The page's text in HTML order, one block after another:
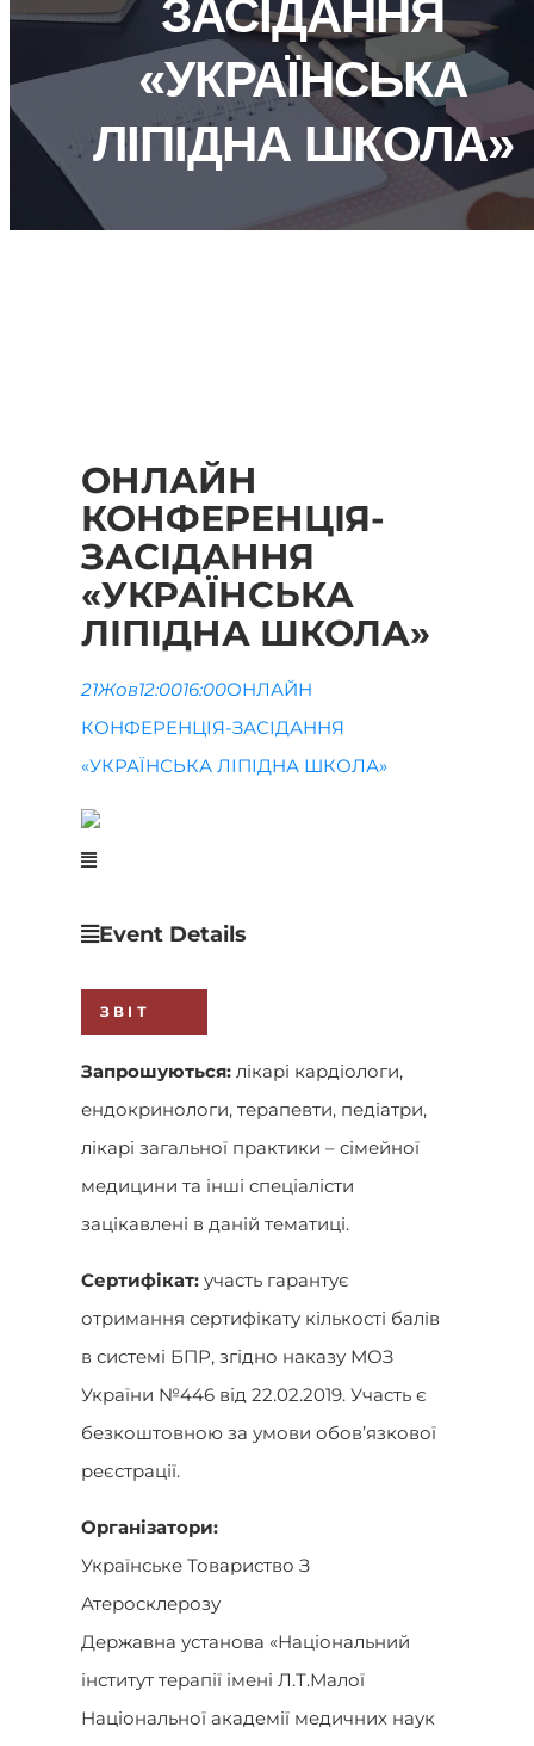
ЗАСІДАННЯ
«УКРАЇНСЬКА
ЛІПІДНА ШКОЛА»
ОНЛАЙН
КОНФЕРЕНЦІЯ-
ЗАСІДАННЯ
«УКРАЇНСЬКА
ЛІПІДНА ШКОЛА»
21Жов12:0016:00ОНЛАЙН
КОНФЕРЕНЦІЯ-ЗАСІДАННЯ
«УКРАЇНСЬКА ЛІПІДНА ШКОЛА»
Event Details
ЗВІТ
Запрошуються: лікарі кардіологи,
ендокринологи, терапевти, педіатри,
лікарі загальної практики – сімейної
медицини та інші спеціалісти
зацікавлені в даній тематиці.
Сертифікат: участь гарантує
отримання сертифікату кількості балів
в системі БПР, згідно наказу МОЗ
України №446 від 22.02.2019. Участь є
безкоштовною за умови обов’язкової
реєстрації.
Організатори:
Українське Товариство З
Атеросклерозу
Державна установа «Нацiональний
iнститут терапії iменi Л.Т.Малої
Національної академії медичних наук